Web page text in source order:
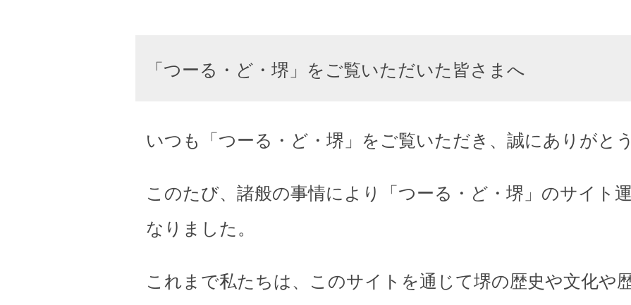
「つーる・ど・堺」をご覧いただいた皆さまへ
いつも「つーる・ど・堺」をご覧いただき、誠にありがと
このたび、諸般の事情により「つーる・ど・堺」のサイト
なりました。
これまで私たちは、このサイトを通じて堺の歴史や文化や